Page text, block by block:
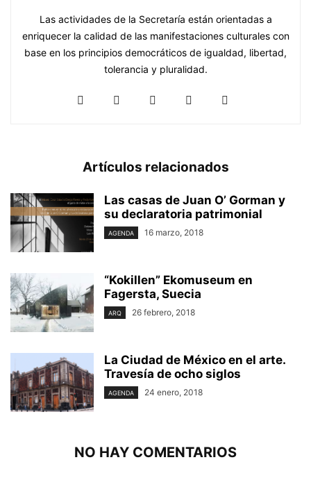
Las actividades de la Secretaría están orientadas a
enriquecer la calidad de las manifestaciones culturales con
base en los principios democráticos de igualdad, libertad,
tolerancia y pluralidad.
Artículos relacionados
Las casas de Juan O’ Gorman y
su declaratoria patrimonial
AGENDA 16 marzo, 2018
“Kokillen” Ekomuseum en
Fagersta, Suecia
ARQ 26 febrero, 2018
La Ciudad de México en el arte.
Travesía de ocho siglos
AGENDA 24 enero, 2018
NO HAY COMENTARIOS